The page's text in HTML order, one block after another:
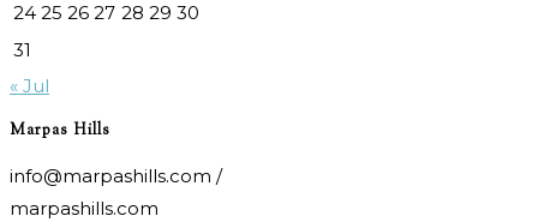
24 25 26 27 28 29 30
31
« Jul
Marpas Hills
info@marpashills.com /
marpashills.com